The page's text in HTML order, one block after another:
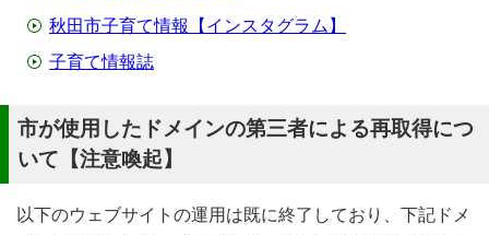
秋田市子育て情報【インスタグラム】
子育て情報誌
市が使用したドメインの第三者による再取得につ
いて【注意喚起】
以下のウェブサイトの運用は既に終了しており、下記ドメ